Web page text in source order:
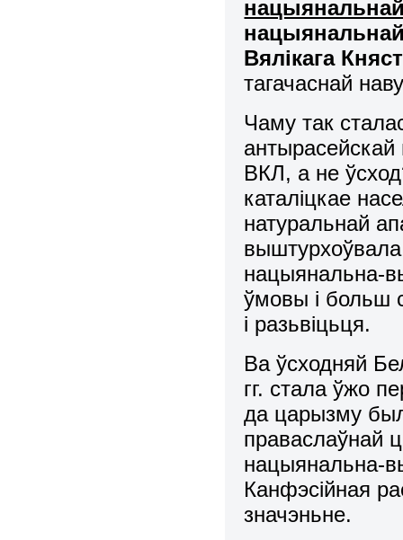
Вялікага
тагачаснай
Чаму так
антырасейскай
ВКЛ, а не
каталіцкае
натуральнай
нацыянальна-
ўмовы і больш
і разьвіцьця.
Ва ўсходняй
гг. стала ўжо
да царызму
праваслаўнай
нацыянальна-
Канфэсійная
значэньне.